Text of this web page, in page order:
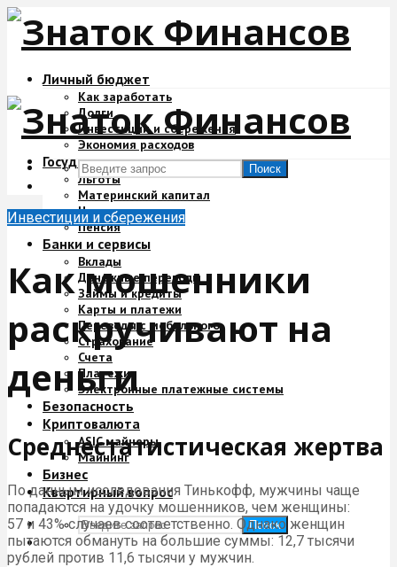
Личный бюджет
Как заработать
Долги
Инвестиции и сбережения
Экономия расходов
Государство и деньги
Льготы
Материнский капитал
Налоги
Пенсия
Банки и сервисы
Вклады
Денежные переводы
Займы и кредиты
Карты и платежи
Переводы с мобильного
Страхование
Счета
Платежи
Электронные платежные системы
Безопасность
Криптовалюта
ASIC майнеры
Майнинг
Бизнес
Квартирный вопрос
Поиск
Поиск
Инвестиции и сбережения
Как мошенники
раскручивают на
деньги
Среднестатистическая жертва
По данным исследования Тинькофф, мужчины чаще
попадаются на удочку мошенников, чем женщины:
57 и 43% случаев соответственно. Однако женщин
пытаются обмануть на большие суммы: 12,7 тысячи
рублей против 11,6 тысячи у мужчин.